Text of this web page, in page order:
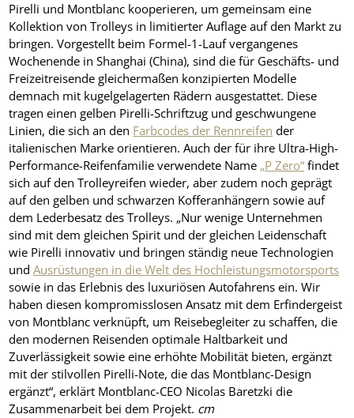
Pirelli und Montblanc kooperieren, um gemeinsam eine
Kollektion von Trolleys in limitierter Auflage auf den Markt zu
bringen. Vorgestellt beim Formel-1-Lauf vergangenes
Wochenende in Shanghai (China), sind die für Geschäfts- und
Freizeitreisende gleichermaßen konzipierten Modelle
demnach mit kugelgelagerten Rädern ausgestattet. Diese
tragen einen gelben Pirelli-Schriftzug und geschwungene
Linien, die sich an den Farbcodes der Rennreifen der
italienischen Marke orientieren. Auch der für ihre Ultra-High-
Performance-Reifenfamilie verwendete Name „P Zero“ findet
sich auf den Trolleyreifen wieder, aber zudem noch geprägt
auf den gelben und schwarzen Kofferanhängern sowie auf
dem Lederbesatz des Trolleys. „Nur wenige Unternehmen
sind mit dem gleichen Spirit und der gleichen Leidenschaft
wie Pirelli innovativ und bringen ständig neue Technologien
undAusrüstungen in die Welt des Hochleistungsmotorsports
sowie in das Erlebnis des luxuriösen Autofahrens ein. Wir
haben diesen kompromisslosen Ansatz mit dem Erfindergeist
von Montblanc verknüpft, um Reisebegleiter zu schaffen, die
den modernen Reisenden optimale Haltbarkeit und
Zuverlässigkeit sowie eine erhöhte Mobilität bieten, ergänzt
mit der stilvollen Pirelli-Note, die das Montblanc-Design
ergänzt“, erklärt Montblanc-CEO Nicolas Baretzki die
Zusammenarbeit bei dem Projekt. cm